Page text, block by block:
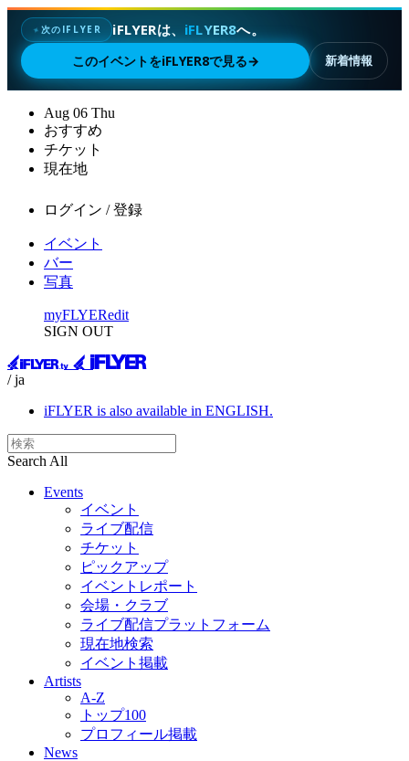
✦ 次のIFLYER iFLYERは、 iFLYER8へ。
このイベントをiFLYER8で見る→ 新着情報
Aug 06 Thu
おすすめ
チケット
現在地
ログイン / 登録
イベント
バー
写真
myFLYERedit
SIGN OUT
/ ja
iFLYER is also available in ENGLISH.
Search All
Events
イベント
ライブ配信
チケット
ピックアップ
イベントレポート
会場・クラブ
ライブ配信プラットフォーム
現在地検索
イベント掲載
Artists
A-Z
トップ100
プロフィール掲載
News